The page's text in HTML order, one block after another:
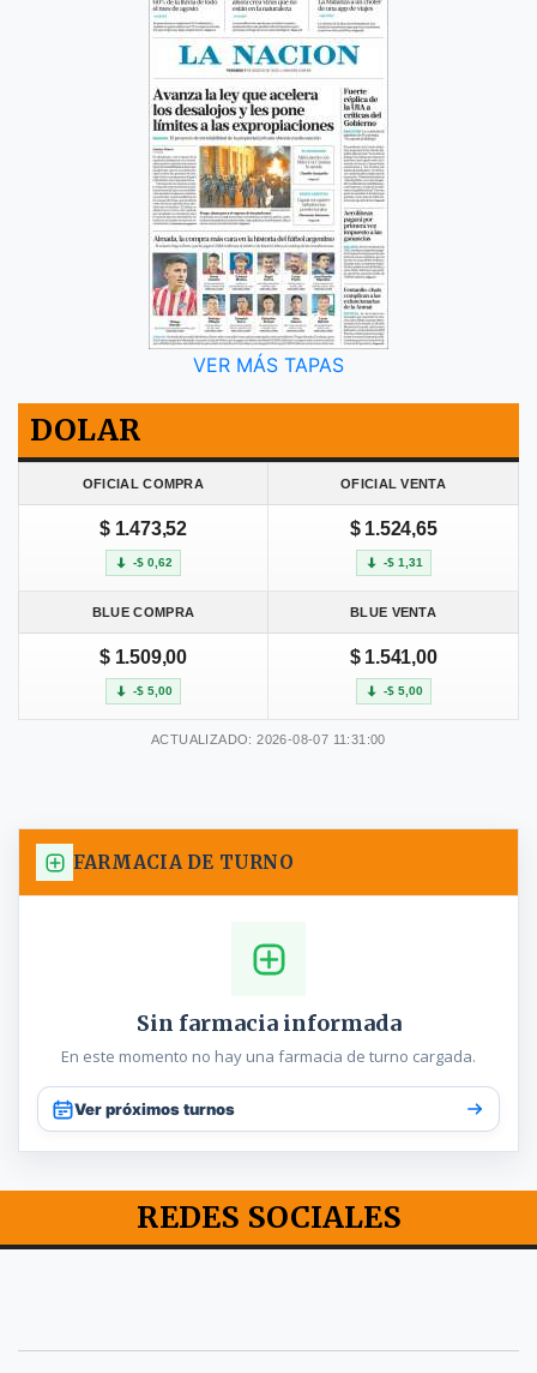
VER MÁS TAPAS
DOLAR
OFICIAL COMPRA OFICIAL VENTA
$ 1.473,52
-$ 0,62
$ 1.524,65
-$ 1,31
BLUE COMPRA BLUE VENTA
$ 1.509,00
-$ 5,00
$ 1.541,00
-$ 5,00
ACTUALIZADO: 2026-08-07 11:31:00
FARMACIA DE TURNO
Sin farmacia informada
En este momento no hay una farmacia de turno cargada.
Ver próximos turnos
REDES SOCIALES